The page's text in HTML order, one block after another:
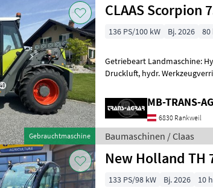
Gebrauchtmaschine
CLAAS Scorpion
136 PS/100 kW Bj. 2026 80
Getriebeart Landmaschine:
Druckluft, hydr.
MB-TRANS-
6830 Rankweil
Baumaschinen / Claas
New Holland TH
133 PS/98 kW Bj. 2026 10 h